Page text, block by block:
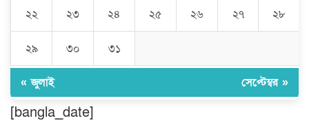
ঘণ্টার পর ঘণ্টা বিদ্যুৎহীন মৌলভীবাজার:
অতিরিক্ত বিলে দিশেহারা গ্রাহক, তীব্র ক্ষোভ
২২ ২৩ ২৪ ২৫ ২৬ ২৭ ২৮
২৯ ৩০ ৩১
« জুলাই সেপ্টেম্বর »
[bangla_date]